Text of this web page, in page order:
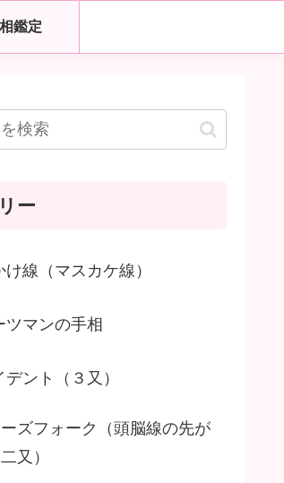
鑑定
ー
け線（マスカケ線）
ツマンの手相
デント（３又）
ズフォーク（頭脳線の先が
又）